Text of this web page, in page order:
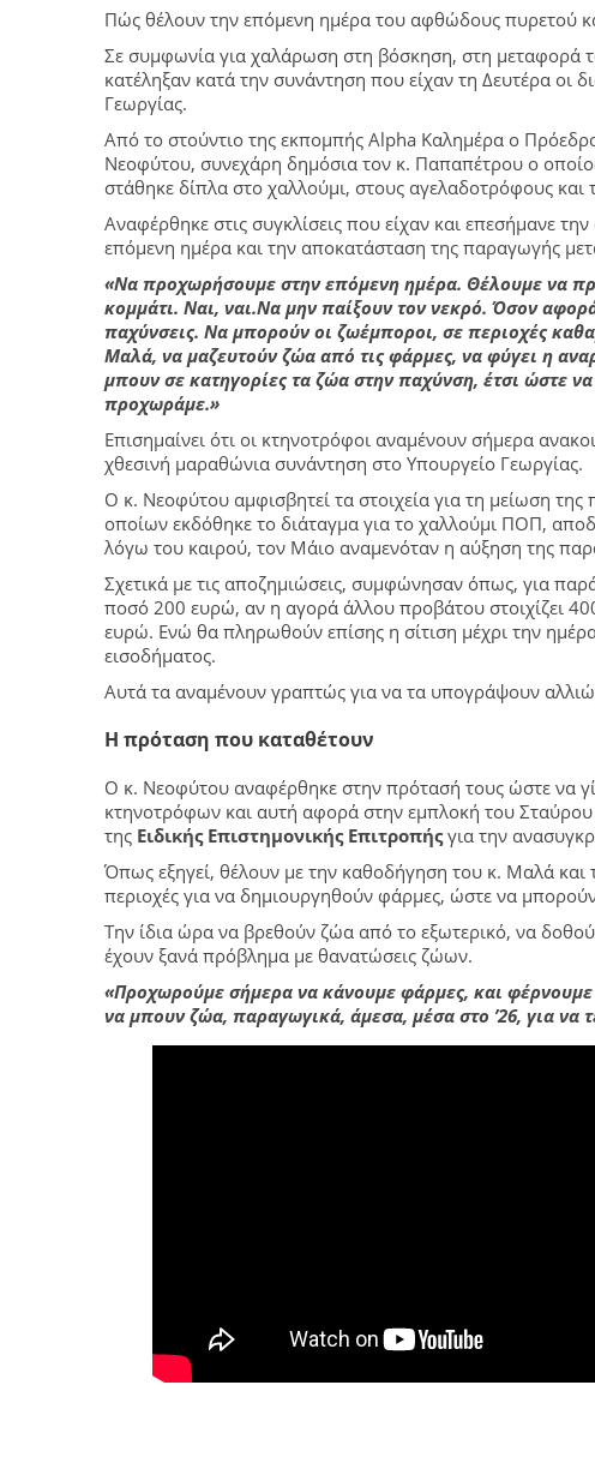
Πώς θέλουν την επόμενη ημέρα του αφθώδους πυρετού
Σε συμφωνία για χαλάρωση στη βόσκηση, στη μεταφορά
κατέληξαν κατά την συνάντηση που είχαν τη Δευτέρα οι
Γεωργίας.
Από το στούντιο της εκπομπής Alpha Καλημέρα ο
Νεοφύτου, συνεχάρη δημόσια τον κ. Παπαπέτρου ο
στάθηκε δίπλα στο χαλλούμι, στους αγελαδοτρόφους και
Αναφέρθηκε στις συγκλίσεις που είχαν και επεσήμανε
επόμενη ημέρα και την αποκατάσταση της παραγωγής
«Να προχωρήσουμε στην επόμενη ημέρα. Θέλουμε να
κομμάτι. Ναι, ναι.Να μην παίξουν τον νεκρό. Όσον
παχύνσεις. Να μπορούν οι ζωέμποροι, σε περιοχές
Μαλά, να μαζευτούν ζώα από τις φάρμες, να φύγει η
μπουν σε κατηγορίες τα ζώα στην παχύνση, έτσι ώστε
προχωράμε.»
Επισημαίνει ότι οι κτηνοτρόφοι αναμένουν σήμερα
χθεσινή μαραθώνια συνάντηση στο Υπουργείο Γεωργίας.
Ο κ. Νεοφύτου αμφισβητεί τα στοιχεία για τη μείωση
οποίων εκδόθηκε το διάταγμα για το χαλλούμι ΠΟΠ,
λόγω του καιρού, τον Μάιο αναμενόταν η αύξηση της
Σχετικά με τις αποζημιώσεις, συμφώνησαν όπως, για
ποσό 200 ευρώ, αν η αγορά άλλου προβάτου στοιχίζει
ευρώ. Ενώ θα πληρωθούν επίσης η σίτιση μέχρι την
εισοδήματος.
Αυτά τα αναμένουν γραπτώς για να τα υπογράψουν
Η πρόταση που καταθέτουν
Ο κ. Νεοφύτου αναφέρθηκε στην πρότασή τους ώστε να
κτηνοτρόφων και αυτή αφορά στην εμπλοκή του Σταύρου
της Ειδικής Επιστημονικής Επιτροπήςγια την
Όπως εξηγεί, θέλουν με την καθοδήγηση του κ. Μαλά και
περιοχές για να δημιουργηθούν φάρμες, ώστε να
Την ίδια ώρα να βρεθούν ζώα από το εξωτερικό, να
έχουν ξανά πρόβλημα με θανατώσεις ζώων.
«Προχωρούμε σήμερα να κάνουμε φάρμες, και
να μπουν ζώα, παραγωγικά, άμεσα, μέσα στο ’26, για να